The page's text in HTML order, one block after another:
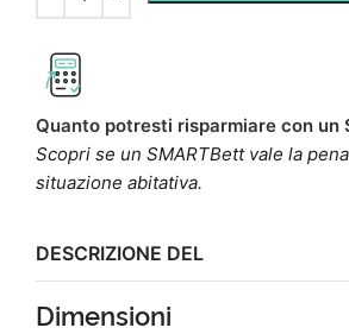
Quanto potresti risparmiare con un
Scopri se un SMARTBett vale la
situazione abitativa.
DESCRIZIONE DEL
Dimensioni